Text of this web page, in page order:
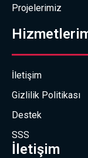
Projelerimiz
İletişim
Gizlilik Politikası
Destek
SSS
İletişim